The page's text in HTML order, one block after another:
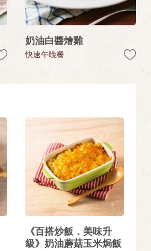
奶油白醬燴雞
快速午晚餐
《百搭炒飯．美味升
級》奶油蘑菇玉米焗飯